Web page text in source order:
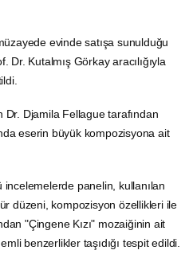
evinde satışa sunulduğu
Dr. Kutalmış Görkay aracılığıyla
Djamila Fellague tarafından
eserin büyük kompozisyona ait
incelemelerde panelin, kullanılan
düzeni, kompozisyon özellikleri ile
"Çingene Kızı" mozaiğinin ait
benzerlikler taşıdığı tespit edildi.